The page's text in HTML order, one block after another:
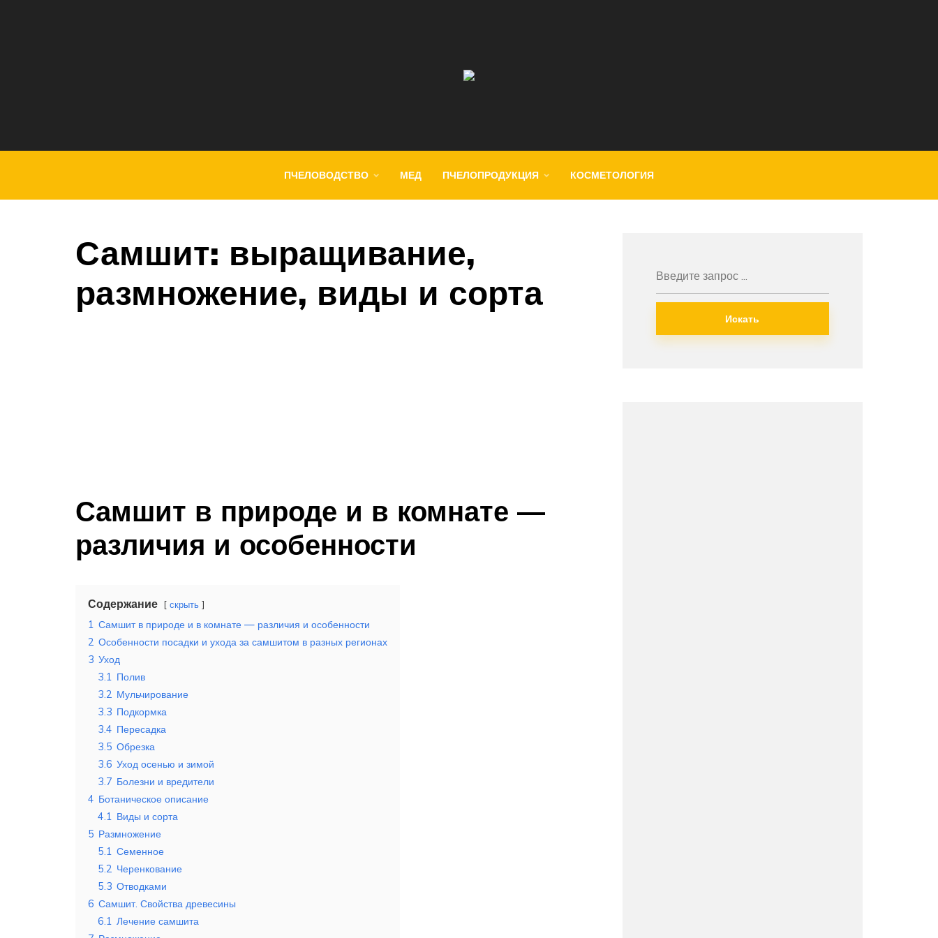
ПЧЕЛОВОДСТВО МЕД ПЧЕЛОПРОДУКЦИЯ КОСМЕТОЛОГИЯ
Самшит: выращивание,
размножение, виды и сорта
Самшит в природе и в комнате —
различия и особенности
Содержание скрыть
1 Самшит в природе и в комнате — различия и особенности
2 Особенности посадки и ухода за самшитом в разных регионах
3 Уход
3.1
Полив
3.2 Мульчирование
3.3 Подкормка
3.4 Пересадка
3.5 Обрезка
3.6 Уход осенью и зимой
3.7 Болезни и вредители
4 Ботаническое описание
4.1
Виды и сорта
5 Размножение
5.1 Семенное
5.2 Черенкование
5.3 Отводками
6 Самшит. Свойства древесины
6.1
Лечение самшита
Искать